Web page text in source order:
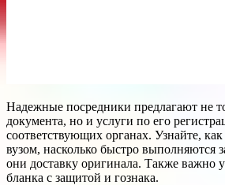
Надежные посредники предлагают не
документа, но и услуги по его
соответствующих органах. Узнайте,
вузом, насколько быстро выполняются
они доставку оригинала. Также важно
бланка с защитой и гознака.